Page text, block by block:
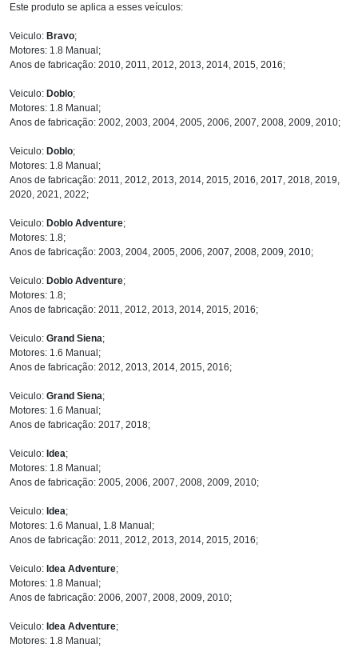
Este produto se aplica a esses veículos:
Veiculo: Bravo;
Motores: 1.8 Manual;
Anos de fabricação: 2010, 2011, 2012, 2013, 2014, 2015, 2016;
Veiculo: Doblo;
Motores: 1.8 Manual;
Anos de fabricação: 2002, 2003, 2004, 2005, 2006, 2007, 2008, 2009, 2010;
Veiculo: Doblo;
Motores: 1.8 Manual;
Anos de fabricação: 2011, 2012, 2013, 2014, 2015, 2016, 2017, 2018, 2019,
2020, 2021, 2022;
Veiculo: Doblo Adventure;
Motores: 1.8;
Anos de fabricação: 2003, 2004, 2005, 2006, 2007, 2008, 2009, 2010;
Veiculo: Doblo Adventure;
Motores: 1.8;
Anos de fabricação: 2011, 2012, 2013, 2014, 2015, 2016;
Veiculo: Grand Siena;
Motores: 1.6 Manual;
Anos de fabricação: 2012, 2013, 2014, 2015, 2016;
Veiculo: Grand Siena;
Motores: 1.6 Manual;
Anos de fabricação: 2017, 2018;
Veiculo: Idea;
Motores: 1.8 Manual;
Anos de fabricação: 2005, 2006, 2007, 2008, 2009, 2010;
Veiculo: Idea;
Motores: 1.6 Manual, 1.8 Manual;
Anos de fabricação: 2011, 2012, 2013, 2014, 2015, 2016;
Veiculo: Idea Adventure;
Motores: 1.8 Manual;
Anos de fabricação: 2006, 2007, 2008, 2009, 2010;
Veiculo: Idea Adventure;
Motores: 1.8 Manual;